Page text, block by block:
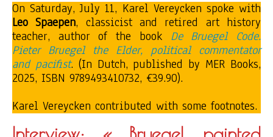
On Saturday, July 11, Karel Vereycken spoke with
Leo Spaepen, classicist and retired art history
teacher, author of the book De Bruegel Code.
Pieter Bruegel the Elder, political commentator
and pacifist. (In Dutch, published by MER Books,
2025, ISBN 9789493410732, €39.90).
Karel Vereycken contributed with some footnotes.